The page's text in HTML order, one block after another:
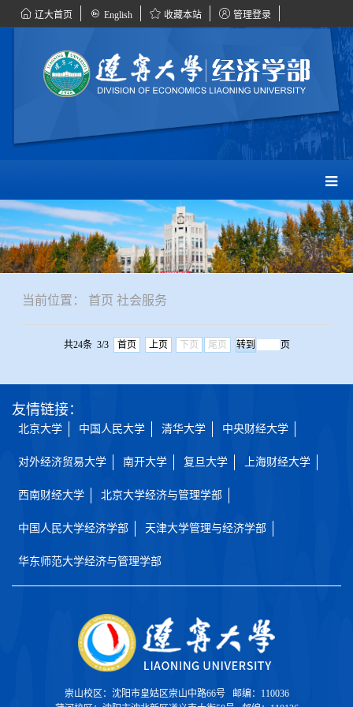
辽大首页 English 收藏本站 管理登录
当前位置： 首页 社会服务
共24条 3/3 首页 上页 下页 尾页 页
友情链接：
北京大学 中国人民大学 清华大学 中央财经大学
对外经济贸易大学 南开大学 复旦大学 上海财经大学
西南财经大学 北京大学经济与管理学部
中国人民大学经济学部 天津大学管理与经济学部
华东师范大学经济与管理学部
崇山校区：沈阳市皇姑区崇山中路66号 邮编：110036